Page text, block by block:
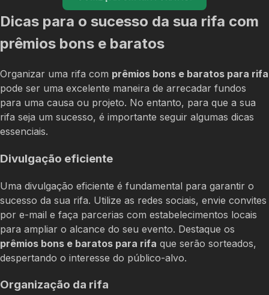
Dicas para o sucesso da sua rifa com
prêmios bons e baratos
Organizar uma rifa com prêmios bons e baratos para rifa
pode ser uma excelente maneira de arrecadar fundos
para uma causa ou projeto. No entanto, para que a sua
rifa seja um sucesso, é importante seguir algumas dicas
essenciais.
Divulgação eficiente
Uma divulgação eficiente é fundamental para garantir o
sucesso da sua rifa. Utilize as redes sociais, envie convites
por e-mail e faça parcerias com estabelecimentos locais
para ampliar o alcance do seu evento. Destaque os
prêmios bons e baratos para rifa que serão sorteados,
despertando o interesse do público-alvo.
Organização da rifa